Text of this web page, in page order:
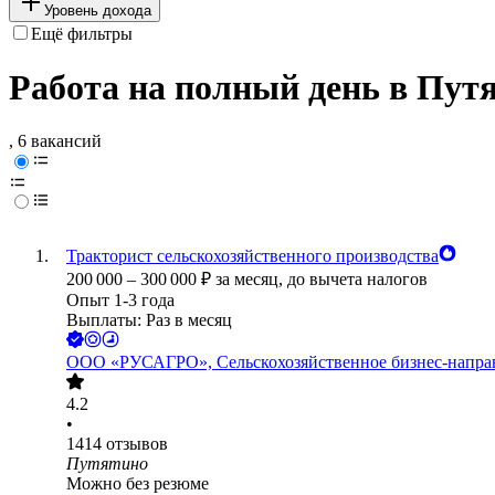
Уровень дохода
Ещё фильтры
Работа на полный день в
, 6 вакансий
Тракторист сельскохозяйственного производства
200 000 – 300 000 ₽ за месяц, до вычета налогов
Опыт 1-3 года
Выплаты: Раз в месяц
ООО «РУСАГРО», Сельскохозяйственное бизнес-
4.2
•
1414 отзывов
Путятино
Можно без резюме